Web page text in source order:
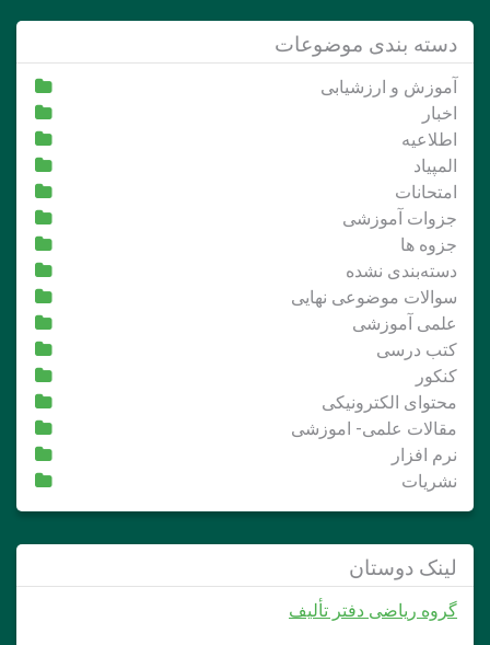
دسته بندی موضوعات
آموزش و ارزشیابی
اخبار
اطلاعیه
المپیاد
امتحانات
جزوات آموزشی
جزوه ها
دسته‌بندی نشده
سوالات موضوعی نهایی
علمی آموزشی
کتب درسی
کنکور
محتوای الکترونیکی
مقالات علمی- اموزشی
نرم افزار
نشریات
لینک دوستان
گروه ریاضی دفتر تألیف